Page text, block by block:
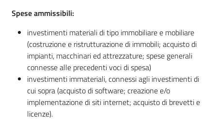
Spese ammissibili:
investimenti materiali di tipo immobiliare e mobiliare
(costruzione e ristrutturazione di immobili; acquisto di
impianti, macchinari ed attrezzature; spese generali
connesse alle precedenti voci di spesa)
investimenti immateriali, connessi agli investimenti di
cui sopra (acquisto di software; creazione e/o
implementazione di siti internet; acquisto di brevetti e
licenze).